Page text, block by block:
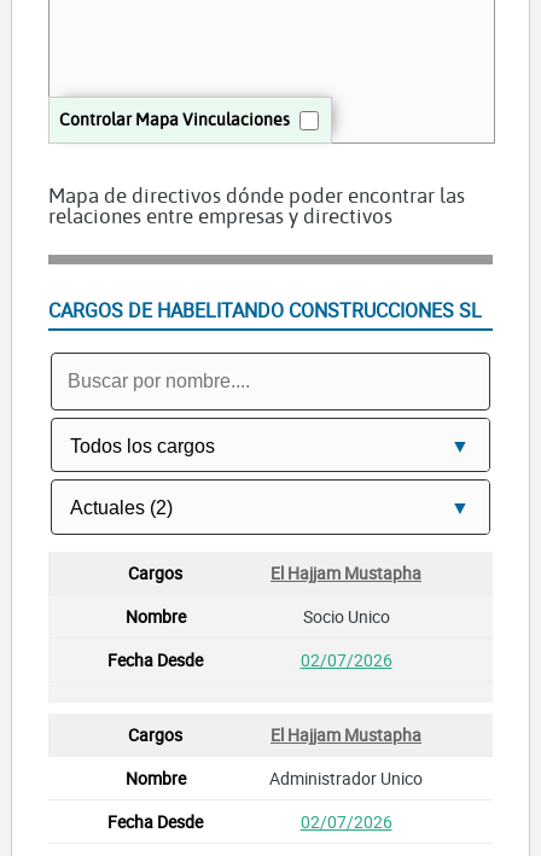
Controlar Mapa Vinculaciones
Mapa de directivos dónde poder encontrar las
relaciones entre empresas y directivos
CARGOS DE HABELITANDO CONSTRUCCIONES SL
El Hajjam Mustapha
Socio Unico
02/07/2026
El Hajjam Mustapha
Administrador Unico
02/07/2026